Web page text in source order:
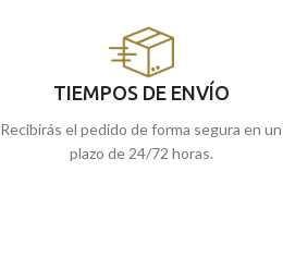
TIEMPOS DE ENVÍO
Recibirás el pedido de forma segura en un
plazo de 24/72 horas.